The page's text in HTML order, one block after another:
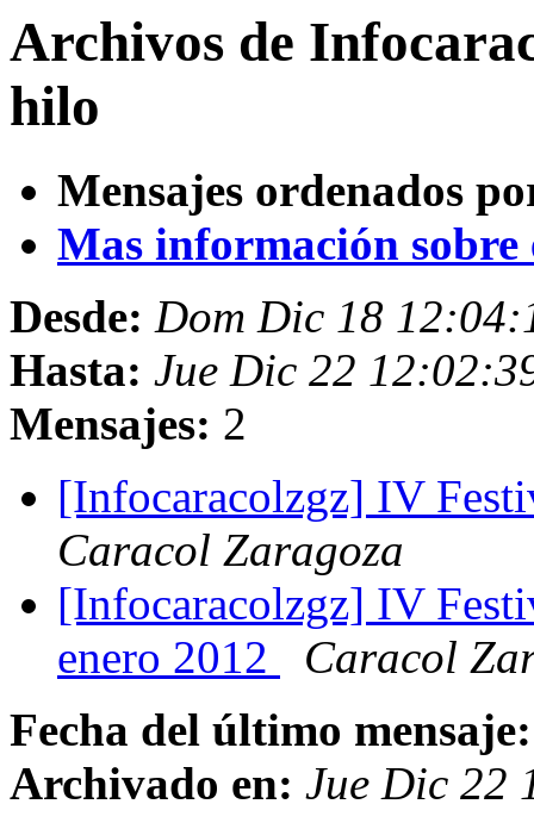
Archivos de
hilo
Mensajes ordenados
Mas información sobre
Desde: Dom Dic 18
Hasta: Jue Dic 22
Mensajes: 2
[Infocaracolzgz] IV
Caracol Zaragoza
[Infocaracolzgz] IV
enero 2012
Caracol
Fecha del último mensaje:
Archivado en: Jue Dic 22